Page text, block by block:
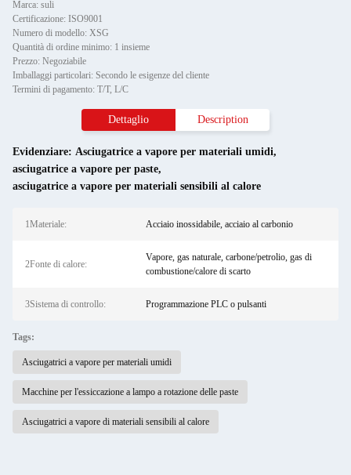
Marca: suli
Certificazione: ISO9001
Numero di modello: XSG
Quantità di ordine minimo: 1 insieme
Prezzo: Negoziabile
Imballaggi particolari: Secondo le esigenze del cliente
Termini di pagamento: T/T, L/C
Dettaglio Description
Evidenziare: Asciugatrice a vapore per materiali umidi,
asciugatrice a vapore per paste,
asciugatrice a vapore per materiali sensibili al calore
1Materiale: Acciaio inossidabile, acciaio al carbonio
2Fonte di calore:
Vapore, gas naturale, carbone/petrolio, gas di
combustione/calore di scarto
3Sistema di controllo: Programmazione PLC o pulsanti
Tags:
Asciugatrici a vapore per materiali umidi
Macchine per l'essiccazione a lampo a rotazione delle paste
Asciugatrici a vapore di materiali sensibili al calore